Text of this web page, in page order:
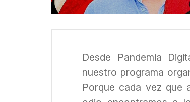
Desde Pandemia
nuestro programa
Porque cada vez que